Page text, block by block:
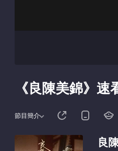
《良陳美錦》
節目簡介
良